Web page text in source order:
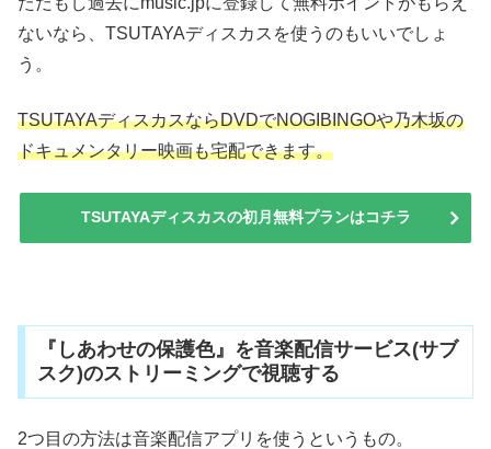
ないなら、TSUTAYAディスカスを使うのもいいでしょ
う。
TSUTAYAディスカスならDVDでNOGIBINGOや乃木坂の
ドキュメンタリー映画も宅配できます。
TSUTAYAディスカスの初月無料プランはコチラ
『しあわせの保護色』を音楽配信サービス(サブ
スク)のストリーミングで視聴する
2つ目の方法は音楽配信アプリを使うというもの。